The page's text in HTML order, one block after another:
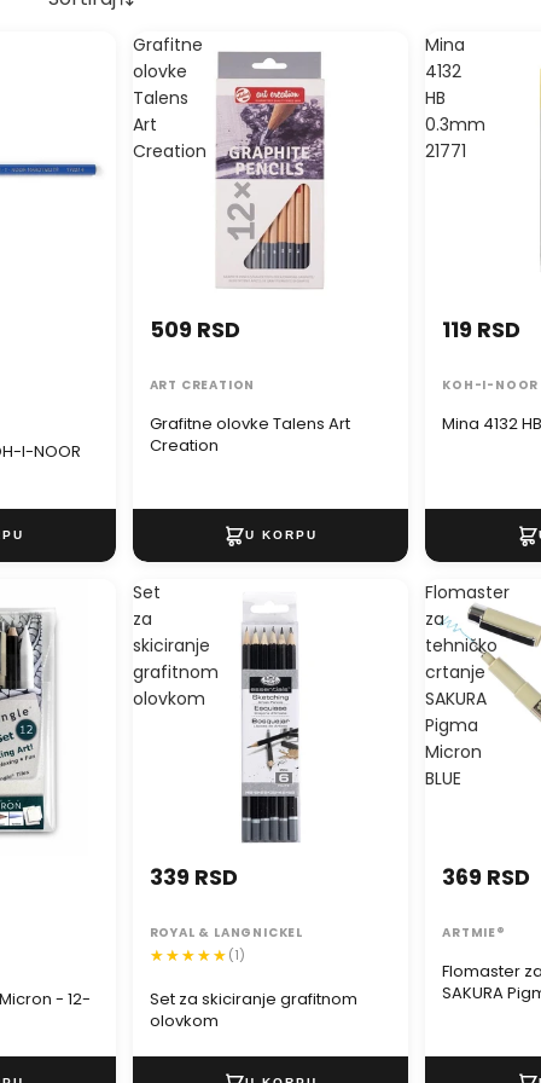
I-NOOR
Grafitne
olovke
Talens
Art
Creation
Grafitne olovke Talens Art
Creation
509 RSD
ART CREATION
Mina
4132
HB
0.3mm
21771
Mina 4132
119 RSD
KOH-I-NOOR
- 12-
Set
za
skiciranje
grafitnom
olovkom
Set za skiciranje grafitnom
olovkom
339 RSD
ROYAL & LANGNICKEL
(1)
Flomaster
za
tehničko
crtanje
SAKURA
Pigma
Micron
BLUE
Flomaster
SAKURA
369 RSD
ARTMIE®